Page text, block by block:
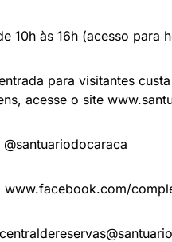
10h às 16h (acesso para
para visitantes
acesse o site
@santuariodocaraca
www.facebook.com/